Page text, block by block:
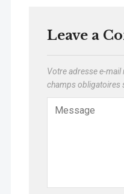
Leave a
Votre adresse e-mail
champs obligatoires